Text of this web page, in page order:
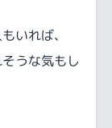
いれば、
そうな気もし